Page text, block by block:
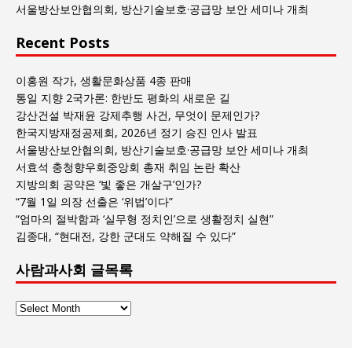
서울방산보안협의회, 방산기술보호·공급망 보안 세미나 개최
Recent Posts
이홍원 작가, 생활문화상품 4종 판매
통일 지향 2국가론: 한반도 평화의 새로운 길
강산건설 박재윤 강제추행 사건, 무엇이 문제인가?
한국지방재정공제회, 2026년 정기 승진 인사 발표
서울방산보안협의회, 방산기술보호·공급망 보안 세미나 개최
서효석 충청향우회중앙회 총재 취임 논란 확산
지방의회 공약은 ‘빛 좋은 개살구’인가?
“7월 1일 의장 선출은 ‘위법’이다”
“엄마의 절박함과 ‘실무형 정치인’으로 생활정치 실현”
김종대, “현대전, 강한 군대도 약해질 수 있다”
사람과사회 글목록
사